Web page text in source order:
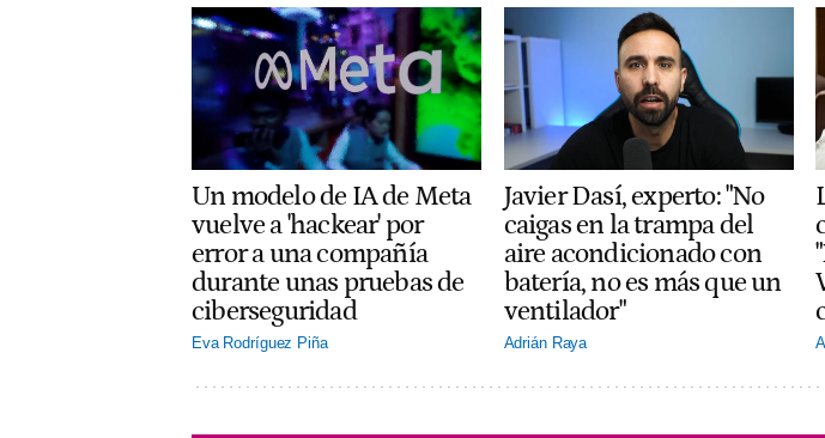
Un modelo de IA de Meta
vuelve a 'hackear' por
error a una compañía
durante unas pruebas de
ciberseguridad
Eva Rodríguez Piña
Javier Dasí, experto: "No
caigas en la trampa del
aire acondicionado con
batería, no es más que un
ventilador"
Adrián Raya